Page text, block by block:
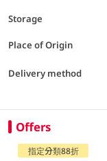
Storage
Place of Origin
Delivery method
Offers
指定分類88折